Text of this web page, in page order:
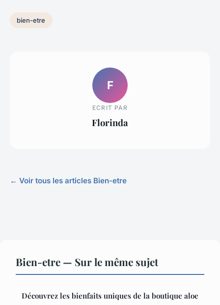
bien-etre
F
ECRIT PAR
Florinda
← Voir tous les articles Bien-etre
Bien-etre — Sur le même sujet
Découvrez les bienfaits uniques de la boutique aloe